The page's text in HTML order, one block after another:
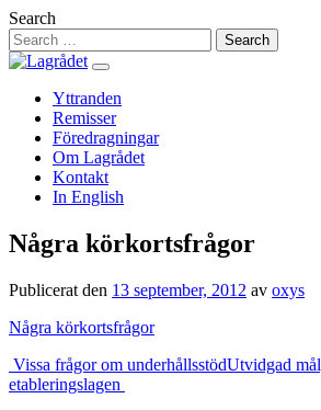
Hoppa
till
innehåll
Search
Yttranden
Remisser
Föredragningar
Om Lagrådet
Kontakt
In English
Några körkortsfrågor
Publicerat den 13 september, 2012 av oxys
Några körkortsfrågor
Inläggsnavigering
Vissa frågor om underhållsstödUtvidgad
etableringslagen